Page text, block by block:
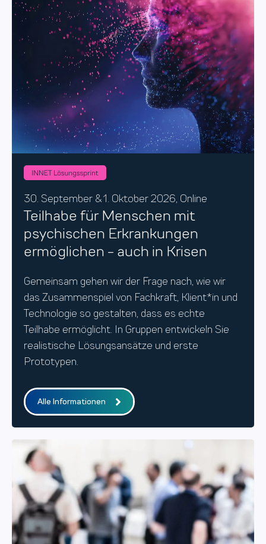
30. September & 1. Oktober2026, Online
Teilhabe für Menschen mit
psychischen Erkrankungen
ermöglichen - auch in Krisen
Gemeinsam gehen wir der Frage nach, wie wir
das Zusammenspiel von Fachkraft, Klient*in und
Technologie so gestalten, dass es echte
Teilhabe ermöglicht. In Gruppen entwickeln Sie
realistische Lösungsansätze und erste
Prototypen.
Alle Informationen